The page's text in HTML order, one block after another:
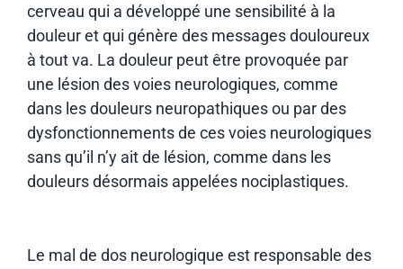
cerveau qui a développé une sensibilité à la
douleur et qui génère des messages douloureux
à tout va. La douleur peut être provoquée par
une lésion des voies neurologiques, comme
dans les douleurs neuropathiques ou par des
dysfonctionnements de ces voies neurologiques
sans qu’il n’y ait de lésion, comme dans les
douleurs désormais appelées nociplastiques.
Le mal de dos neurologique est responsable des